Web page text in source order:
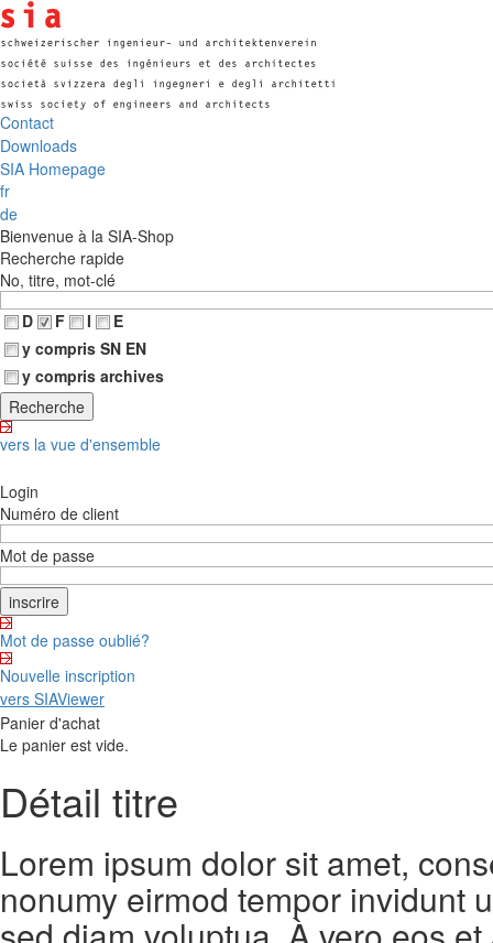
Contact
Downloads
SIA Homepage
fr
de
Bienvenue à la SIA-Shop
Recherche rapide
No, titre, mot-clé
D
F I
E
y compris SN EN
y compris archives
vers la vue d'ensemble
Login
Numéro de client
Mot de passe
Mot de passe oublié?
Nouvelle inscription
vers SIAViewer
Panier d'achat
Le panier est vide.
Détail titre
Lorem ipsum dolor sit amet,
nonumy eirmod tempor invidunt